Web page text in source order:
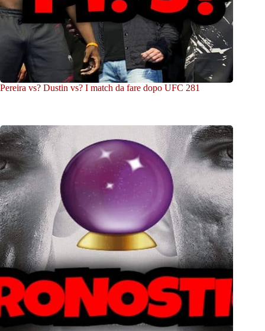
Pereira vs? Dustin vs? I match da fare dopo UFC 281